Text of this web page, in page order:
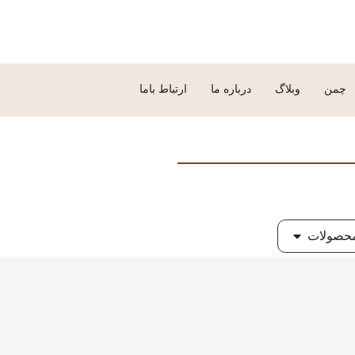
چمن وبلاگ درباره ما ارتباط باما